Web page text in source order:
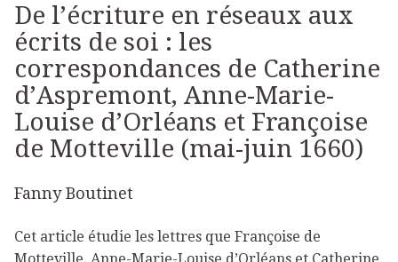
De l’écriture en réseaux aux
écrits de soi : les
correspondances de Catherine
d’Aspremont, Anne-Marie-
Louise d’Orléans et Françoise
de Motteville (mai-juin 1660)
Fanny Boutinet
Cet article étudie les lettres que Françoise de